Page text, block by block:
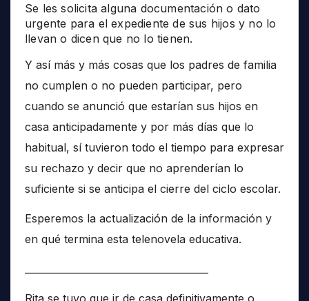
Se les solicita alguna documentación o dato
urgente para el expediente de sus hijos y no lo
llevan o dicen que no lo tienen.
Y así más y más cosas que los padres de familia
no cumplen o no pueden participar, pero
cuando se anunció que estarían sus hijos en
casa anticipadamente y por más días que lo
habitual, sí tuvieron todo el tiempo para expresar
su rechazo y decir que no aprenderían lo
suficiente si se anticipa el cierre del ciclo escolar.
Esperemos la actualización de la información y
en qué termina esta telenovela educativa.
Rita se tuvo que ir de casa definitivamente o